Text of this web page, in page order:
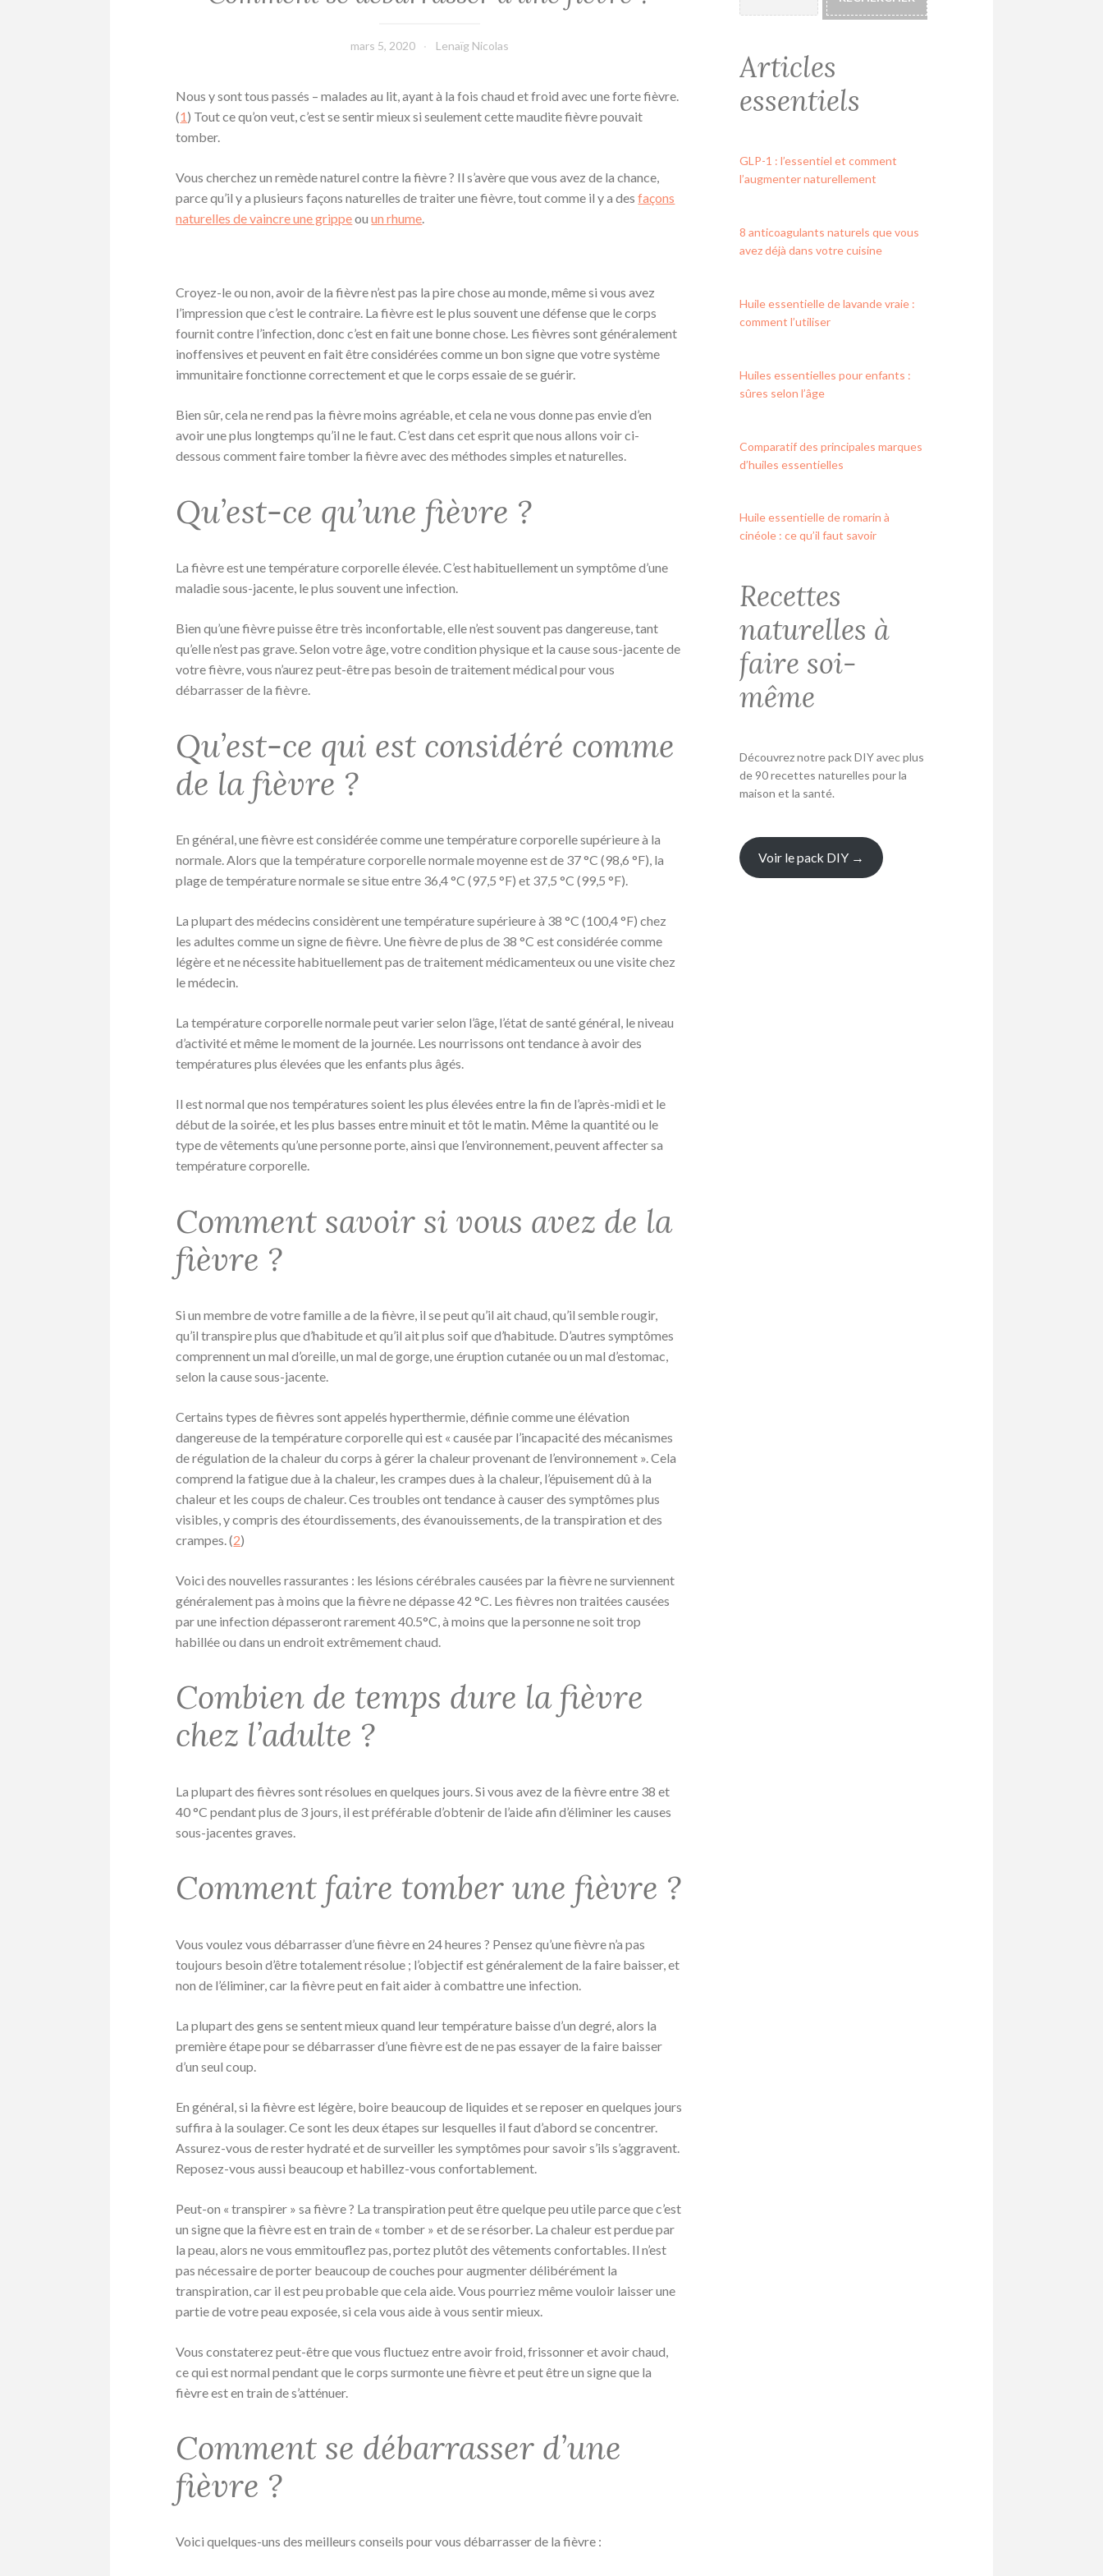
mars 5, 2020 Lenaïg Nicolas
Nous y sont tous passés – malades au lit, ayant à la fois chaud et froid avec une forte fièvre.
(1) Tout ce qu’on veut, c’est se sentir mieux si seulement cette maudite fièvre pouvait
tomber.
Vous cherchez un remède naturel contre la fièvre ? Il s’avère que vous avez de la chance,
parce qu’il y a plusieurs façons naturelles de traiter une fièvre, tout comme il y a desfaçons
naturelles de vaincre une grippeouun rhume.
Croyez-le ou non, avoir de la fièvre n’est pas la pire chose au monde, même si vous avez
l’impression que c’est le contraire. La fièvre est le plus souvent une défense que le corps
fournit contre l’infection, donc c’est en fait une bonne chose. Les fièvres sont généralement
inoffensives et peuvent en fait être considérées comme un bon signe que votre système
immunitaire fonctionne correctement et que le corps essaie de se guérir.
Bien sûr, cela ne rend pas la fièvre moins agréable, et cela ne vous donne pas envie d’en
avoir une plus longtemps qu’il ne le faut. C’est dans cet esprit que nous allons voir ci-
dessous comment faire tomber la fièvre avec des méthodes simples et naturelles.
Qu’est-ce qu’une fièvre ?
La fièvre est une température corporelle élevée. C’est habituellement un symptôme d’une
maladie sous-jacente, le plus souvent une infection.
Bien qu’une fièvre puisse être très inconfortable, elle n’est souvent pas dangereuse, tant
qu’elle n’est pas grave. Selon votre âge, votre condition physique et la cause sous-jacente de
votre fièvre, vous n’aurez peut-être pas besoin de traitement médical pour vous
débarrasser de la fièvre.
Qu’est-ce qui est considéré comme
de la fièvre ?
En général, une fièvre est considérée comme une température corporelle supérieure à la
normale. Alors que la température corporelle normale moyenne est de 37 °C (98,6 °F), la
plage de température normale se situe entre 36,4 °C (97,5 °F) et 37,5 °C (99,5 °F).
La plupart des médecins considèrent une température supérieure à 38 °C (100,4 °F) chez
les adultes comme un signe de fièvre. Une fièvre de plus de 38 °C est considérée comme
légère et ne nécessite habituellement pas de traitement médicamenteux ou une visite chez
le médecin.
La température corporelle normale peut varier selon l’âge, l’état de santé général, le niveau
d’activité et même le moment de la journée. Les nourrissons ont tendance à avoir des
températures plus élevées que les enfants plus âgés.
Il est normal que nos températures soient les plus élevées entre la fin de l’après-midi et le
début de la soirée, et les plus basses entre minuit et tôt le matin. Même la quantité ou le
type de vêtements qu’une personne porte, ainsi que l’environnement, peuvent affecter sa
température corporelle.
Comment savoir si vous avez de la
fièvre ?
Si un membre de votre famille a de la fièvre, il se peut qu’il ait chaud, qu’il semble rougir,
qu’il transpire plus que d’habitude et qu’il ait plus soif que d’habitude. D’autres symptômes
comprennent un mal d’oreille, un mal de gorge, une éruption cutanée ou un mal d’estomac,
selon la cause sous-jacente.
Certains types de fièvres sont appelés hyperthermie, définie comme une élévation
dangereuse de la température corporelle qui est « causée par l’incapacité des mécanismes
de régulation de la chaleur du corps à gérer la chaleur provenant de l’environnement ». Cela
comprend la fatigue due à la chaleur, les crampes dues à la chaleur, l’épuisement dû à la
chaleur et les coups de chaleur. Ces troubles ont tendance à causer des symptômes plus
visibles, y compris des étourdissements, des évanouissements, de la transpiration et des
crampes. (2)
Voici des nouvelles rassurantes : les lésions cérébrales causées par la fièvre ne surviennent
généralement pas à moins que la fièvre ne dépasse 42 °C. Les fièvres non traitées causées
par une infection dépasseront rarement 40.5°C, à moins que la personne ne soit trop
habillée ou dans un endroit extrêmement chaud.
Combien de temps dure la fièvre
chez l’adulte ?
La plupart des fièvres sont résolues en quelques jours. Si vous avez de la fièvre entre 38 et
40 °C pendant plus de 3 jours, il est préférable d’obtenir de l’aide afin d’éliminer les causes
sous-jacentes graves.
Comment faire tomber une fièvre ?
Vous voulez vous débarrasser d’une fièvre en 24 heures ? Pensez qu’une fièvre n’a pas
toujours besoin d’être totalement résolue ; l’objectif est généralement de la faire baisser, et
non de l’éliminer, car la fièvre peut en fait aider à combattre une infection.
La plupart des gens se sentent mieux quand leur température baisse d’un degré, alors la
première étape pour se débarrasser d’une fièvre est de ne pas essayer de la faire baisser
d’un seul coup.
En général, si la fièvre est légère, boire beaucoup de liquides et se reposer en quelques jours
suffira à la soulager. Ce sont les deux étapes sur lesquelles il faut d’abord se concentrer.
Assurez-vous de rester hydraté et de surveiller les symptômes pour savoir s’ils s’aggravent.
Reposez-vous aussi beaucoup et habillez-vous confortablement.
Peut-on « transpirer » sa fièvre ? La transpiration peut être quelque peu utile parce que c’est
un signe que la fièvre est en train de « tomber » et de se résorber. La chaleur est perdue par
la peau, alors ne vous emmitouflez pas, portez plutôt des vêtements confortables. Il n’est
pas nécessaire de porter beaucoup de couches pour augmenter délibérément la
transpiration, car il est peu probable que cela aide. Vous pourriez même vouloir laisser une
partie de votre peau exposée, si cela vous aide à vous sentir mieux.
Vous constaterez peut-être que vous fluctuez entre avoir froid, frissonner et avoir chaud,
ce qui est normal pendant que le corps surmonte une fièvre et peut être un signe que la
fièvre est en train de s’atténuer.
Comment se débarrasser d’une
fièvre ?
Voici quelques-uns des meilleurs conseils pour vous débarrasser de la fièvre :
Articles
essentiels
GLP-1 : l’essentiel et comment
l’augmenter naturellement
8 anticoagulants naturels que vous
avez déjà dans votre cuisine
Huile essentielle de lavande vraie :
comment l’utiliser
Huiles essentielles pour enfants :
sûres selon l’âge
Comparatif des principales marques
d’huiles essentielles
Huile essentielle de romarin à
cinéole : ce qu’il faut savoir
Recettes
naturelles à
faire soi-
même
Découvrez notre pack DIY avec plus
de 90 recettes naturelles pour la
maison et la santé.
Voir le pack DIY →